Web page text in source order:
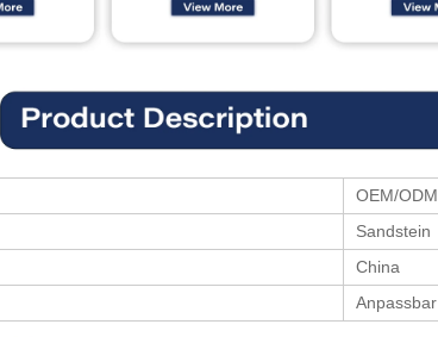
OEM/ODM
Sandstein
China
Anpassbar